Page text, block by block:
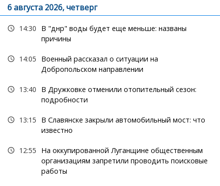
6 августа 2026, четверг
14:30
В "днр" воды будет еще меньше: названы
причины
14:05
Военный рассказал о ситуации на
Добропольском направлении
13:40
В Дружковке отменили отопительный сезон:
подробности
13:15
В Славянске закрыли автомобильный мост: что
известно
12:55
На оккупированной Луганщине общественным
организациям запретили проводить поисковые
работы